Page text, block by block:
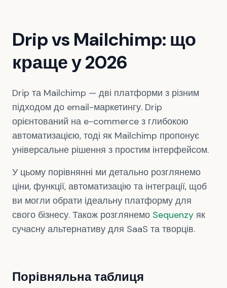
Drip vs Mailchimp: що
краще у 2026
Drip та Mailchimp — дві платформи з різним
підходом до email-маркетингу. Drip
орієнтований на e-commerce з глибокою
автоматизацією, тоді як Mailchimp пропонує
універсальне рішення з простим інтерфейсом.
У цьому порівнянні ми детально розглянемо
ціни, функції, автоматизацію та інтеграції, щоб
ви могли обрати ідеальну платформу для
свого бізнесу. Також розглянемо Sequenzy як
сучасну альтернативу для SaaS та творців.
Порівняльна таблиця